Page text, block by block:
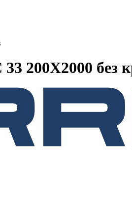
200Х2000 без